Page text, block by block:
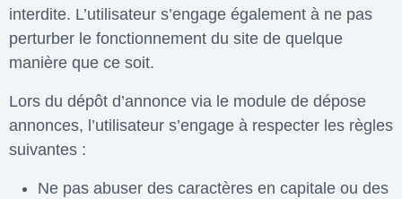
interdite. L’utilisateur s’engage également à ne pas
perturber le fonctionnement du site de quelque
manière que ce soit.
Lors du dépôt d’annonce via le module de dépose
annonces, l’utilisateur s’engage à respecter les règles
suivantes :
Ne pas abuser des caractères en capitale ou des